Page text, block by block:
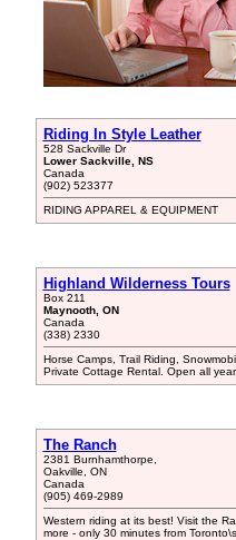
Riding In Style Leather
528 Sackville Dr
Lower Sackville, NS
Canada
(902) 523377
RIDING APPAREL & EQUIPMENT
Highland Wilderness Tours
Box 211
Maynooth, ON
Canada
(338) 2330
Horse Camps, Trail Riding,
Private Cottage Rental. Open all year.
The Ranch
2381 Burnhamthorpe,
Oakville, ON
Canada
(905) 469-2989
Western riding at its best! Visit the
more - only 30 minutes from